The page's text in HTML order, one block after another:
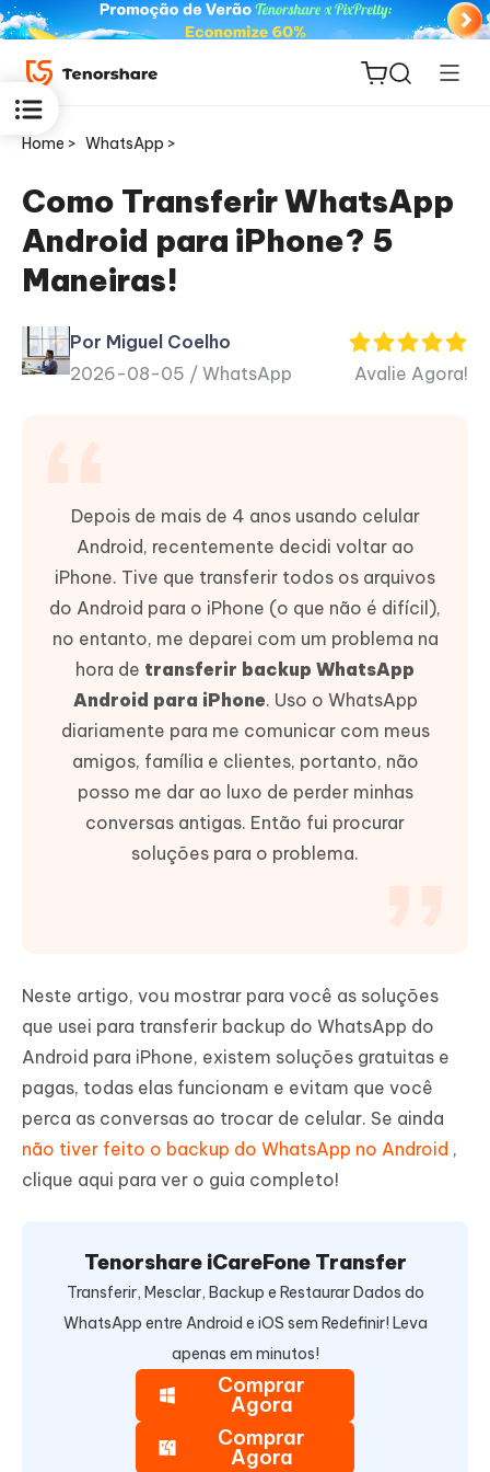
ReiBoot
for iOS
PDNob
PDF
Novo
Home > WhatsApp >
Como Transferir WhatsApp
Android para iPhone? 5
Maneiras!
Por Miguel Coelho
2026-08-05 / WhatsApp Avalie Agora!
Depois de mais de 4 anos usando celular
Android, recentemente decidi voltar ao
iPhone. Tive que transferir todos os arquivos
do Android para o iPhone (o que não é difícil),
no entanto, me deparei com um problema na
hora de transferir backup WhatsApp
Android para iPhone. Uso o WhatsApp
diariamente para me comunicar com meus
amigos, família e clientes, portanto, não
posso me dar ao luxo de perder minhas
conversas antigas. Então fui procurar
soluções para o problema.
Neste artigo, vou mostrar para você as soluções
que usei para transferir backup do WhatsApp do
Android para iPhone, existem soluções gratuitas e
pagas, todas elas funcionam e evitam que você
perca as conversas ao trocar de celular. Se ainda
não tiver feito o backup do WhatsApp no Android ,
clique aqui para ver o guia completo!
Tenorshare iCareFone Transfer
Transferir, Mesclar, Backup e Restaurar Dados do
WhatsApp entre Android e iOS sem Redefinir! Leva
apenas em minutos!
Comprar
Agora
Comprar
Agora